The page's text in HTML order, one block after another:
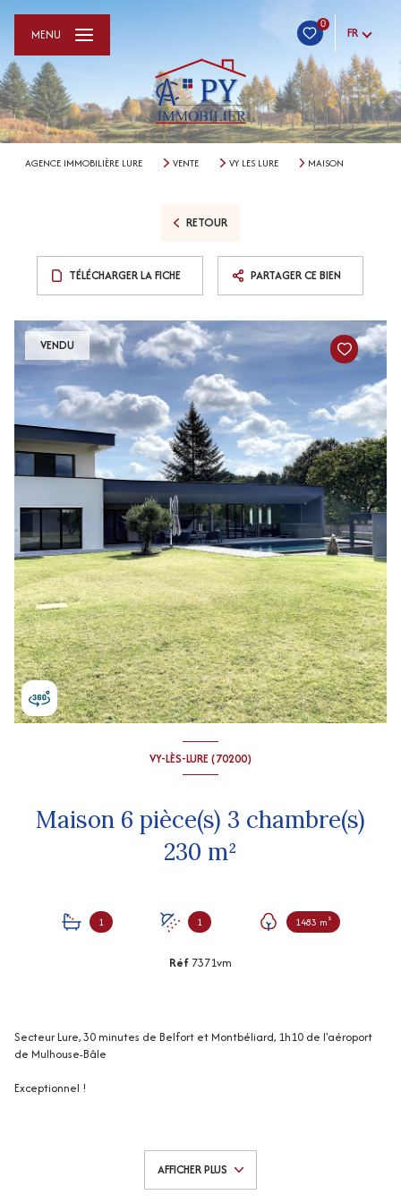
0
FR
MENU
AGENCE IMMOBILIÈRE LURE VENTE VY LES LURE MAISON
RETOUR
TÉLÉCHARGER LA FICHE PARTAGER CE BIEN
VENDU
VY-LÈS-LURE (70200)
Maison 6 pièce(s) 3 chambre(s)
230 m²
1 1 1483 m²
Réf 7371vm
Secteur Lure, 30 minutes de Belfort et Montbéliard, 1h10 de l'aéroport
de Mulhouse-Bâle
Exceptionnel !
terrain entièrement clos, sans vis-à-vis de 14.83 ares avec piscine
chauffée et sécurisée, elle comprend :
AFFICHER PLUS